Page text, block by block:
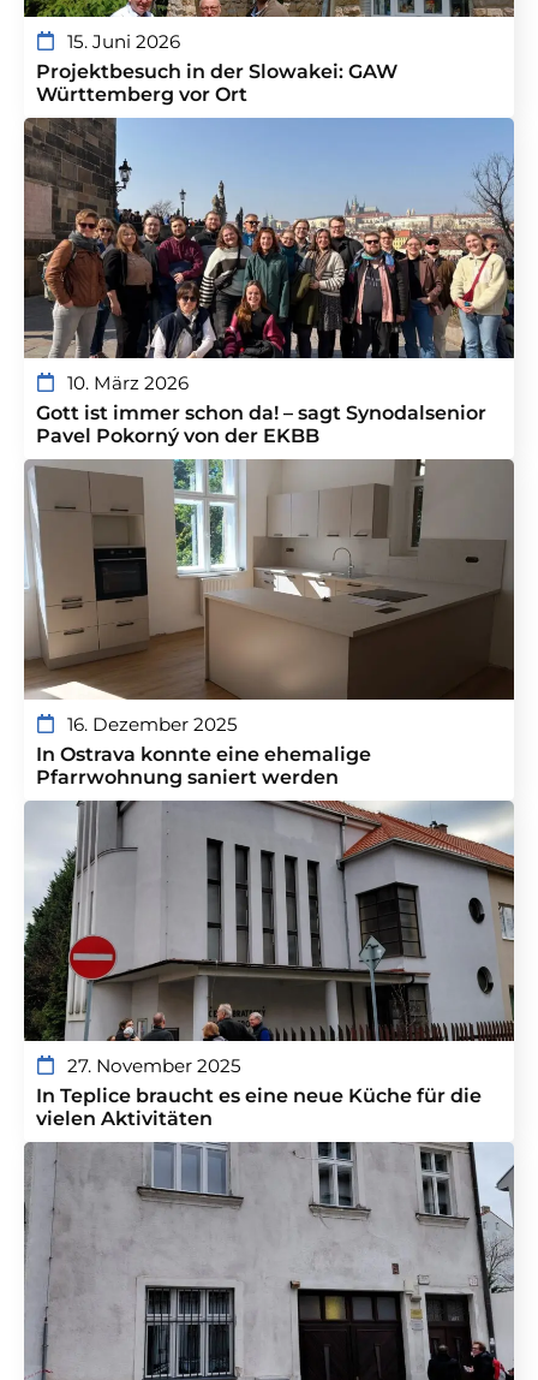
15. Juni 2026
Projektbesuch in der Slowakei: GAW
Württemberg vor Ort
10. März 2026
Gott ist immer schon da! – sagt Synodalsenior
Pavel Pokorný von der EKBB
16. Dezember 2025
In Ostrava konnte eine ehemalige
Pfarrwohnung saniert werden
27. November 2025
In Teplice braucht es eine neue Küche für die
vielen Aktivitäten